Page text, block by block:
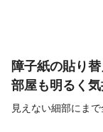
障子紙の貼り
部屋も明るく
見えない細部にま